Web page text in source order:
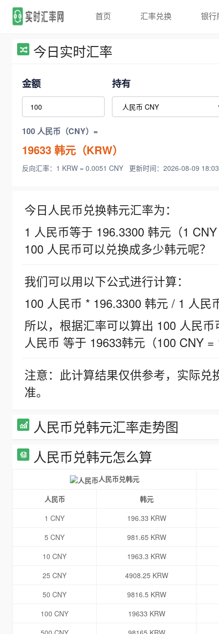
首页 汇率兑换 银行
今日实时汇率
金额 持有
100 人民币（CNY）=
19633韩元（KRW）
反向汇率：1 KRW = 0.0051 CNY 更新时间：2026-08-09
今日人民币兑换韩元汇率为：
1 人民币等于 196.3300 韩元（1
100 人民币可以兑换成多少韩元呢？
我们可以用以下公式进行计算：
100 人民币 * 196.3300 韩元 / 1 人民
所以，根据汇率可以算出 100 人民
人民币 等于 19633韩元（100 CNY =
注意：此计算结果仅供参考，实际
准。
人民币兑韩元汇率走势图
人民币兑韩元怎么算
人民币兑韩元
人民币
韩元
1 CNY
196.33 KRW
5 CNY
981.65 KRW
10 CNY
1963.3 KRW
25 CNY
4908.25 KRW
50 CNY
9816.5 KRW
100 CNY
19633 KRW